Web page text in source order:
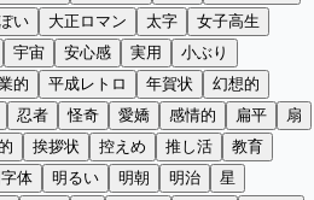
い 大正ロマン 太字
女子高生
宇宙 安心感 実用
小ぶり
的 平成レトロ 年賀状
幻想的
忍者 怪奇 愛嬌 感情的 扁平
扇
挨拶状 控えめ 推し活
教育
字体 明るい 明朝 明治
星